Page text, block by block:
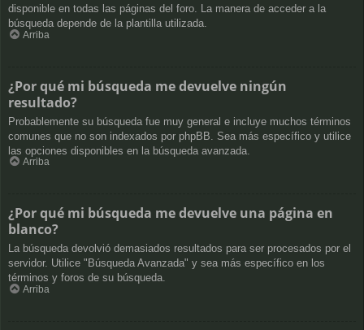
disponible en todas las páginas del foro. La manera de acceder a la
búsqueda depende de la plantilla utilizada.
Arriba
¿Por qué mi búsqueda me devuelve ningún
resultado?
Probablemente su búsqueda fue muy general e incluye muchos términos
comunes que no son indexados por phpBB. Sea más específico y utilice
las opciones disponibles en la búsqueda avanzada.
Arriba
¿Por qué mi búsqueda me devuelve una página en
blanco?
La búsqueda devolvió demasiados resultados para ser procesados por el
servidor. Utilice "Búsqueda Avanzada" y sea más específico en los
términos y foros de su búsqueda.
Arriba